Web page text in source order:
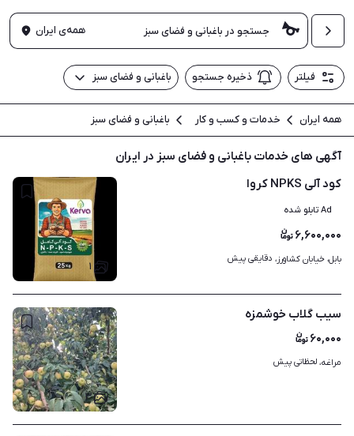
همه‌ی ایران
فیلتر ذخیره جستجو باغبانی و فضای سبز
همه ایران خدمات و کسب و کار باغبانی و فضای سبز
آگهی های خدمات باغبانی و فضای سبز در ایران
۱
کود آلی NPKS کروا
Ad تابلو شده
۶,۶۰۰,۰۰۰
بابل، خیابان کشاورز، دقایقی پیش
۳
سیب گلاب خوشمزه
۶۰,۰۰۰
مراغه، لحظاتی پیش